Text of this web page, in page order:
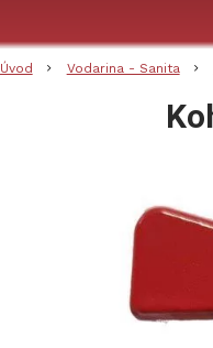
Úvod Vodarina - Sanita